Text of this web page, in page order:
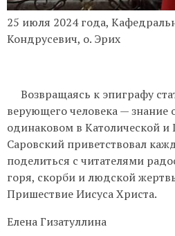
25 июля 2024 года,
Кондрусевич, о. Эрих
Возвращаясь к эпиграфу
верующего человека — знание
одинаковом в Католической
Саровский приветствовал
поделиться с читателями
горя, скорби и людской
Пришествие Иисуса Христа.
Елена Гизатуллина